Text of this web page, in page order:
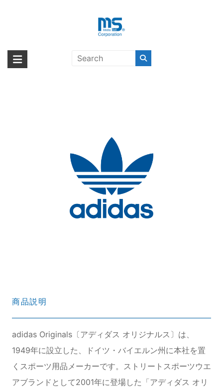
海外輸入ブランド商品｜株式会社
海外事業部が取り揃えている海外輸入商品には、日本では珍しい「海外ブ
ランド」をはじめ「ユニークな商品」「機能的な商品」「コストパフォー
ジナルス〕
商品説明
adidas Originals〔アディダス オリジナルス〕は、
1949年に設立した、ドイツ・バイエルン州に本社を置
くスポーツ用品メーカーです。ストリートスポーツウエ
アブランドとして2001年に登場した「アディダス オリ